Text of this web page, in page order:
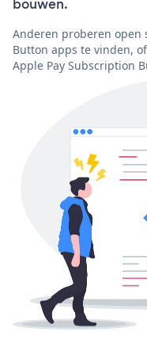
Anderen proberen open
Button apps te vinden,
Apple Pay Subscription